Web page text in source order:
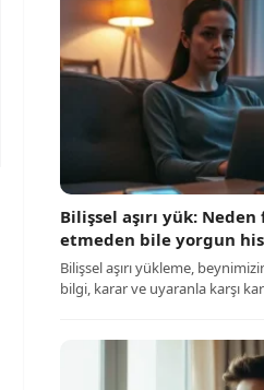
Bilişsel aşırı yük:
etmeden bile yorgun
Bilişsel aşırı yükleme,
bilgi, karar ve uyaranla karşı